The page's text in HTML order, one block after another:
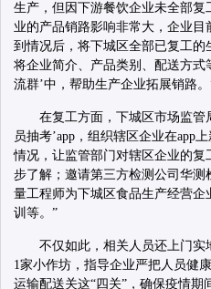
生产，但因下游餐饮企业未全部
业的产品销路影响非常大，企业目
到情况后，将下城区全部已复工的
将企业简介、产品类别、配送方式
流群’中，帮助生产企业拓展销路
在复工方面，下城区市场监
员抽考’app，组织辖区企业在app
情况，让监管部门对辖区企业的复
步了解；邀请第三方检测公司华
量工程师为下城区食品生产经营
训等。”
不仅如此，相关人员还上门实
1家小作坊，指导企业严把人员健
运输配送关这“四关”，确保疫情期